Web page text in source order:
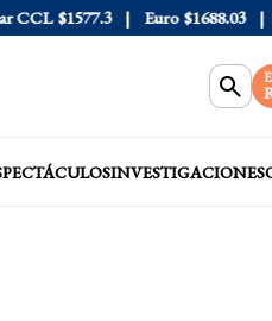
$1577.3 Euro $1688.03
INVESTIGACIONES